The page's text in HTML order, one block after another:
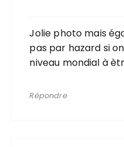
Jolie photo mais
pas par hazard si
niveau mondial à
Répondre